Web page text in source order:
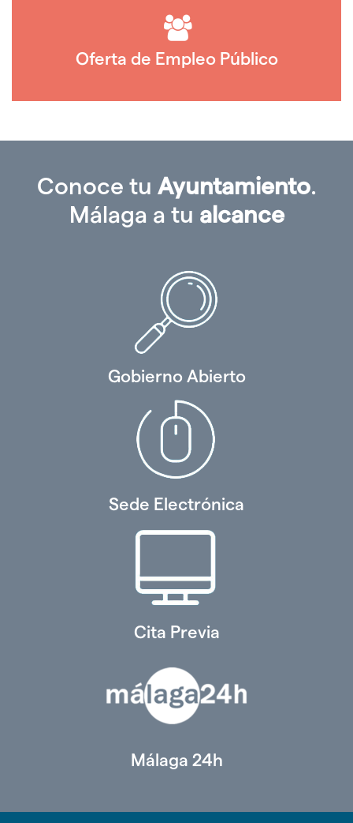
Oferta de Empleo Público
Conoce tu Ayuntamiento.
Málaga a tu alcance
Gobierno Abierto
Sede Electrónica
Cita Previa
Málaga 24h